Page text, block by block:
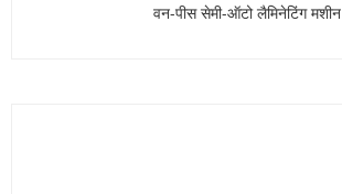
वन-पीस सेमी-ऑटो लैमिनेटिंग मशीन